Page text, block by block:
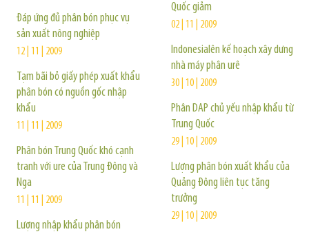
Đáp ứng đủ phân bón phục vụ
sản xuất nông nghiệp
12 | 11 | 2009
Tạm bãi bỏ giấy phép xuất khẩu
phân bón có nguồn gốc nhập
khẩu
11 | 11 | 2009
Phân bón Trung Quốc khó cạnh
tranh với ure của Trung Đông và
Nga
11 | 11 | 2009
Lượng nhập khẩu phân bón
Quốc giảm
02 | 11 | 2009
Indonesialên kế hoạch xây dưng
nhà máy phân urê
30 | 10 | 2009
Phân DAP chủ yếu nhập khẩu từ
Trung Quốc
29 | 10 | 2009
Lượng phân bón xuất khẩu của
Quảng Đông liên tục tăng
trưởng
29 | 10 | 2009